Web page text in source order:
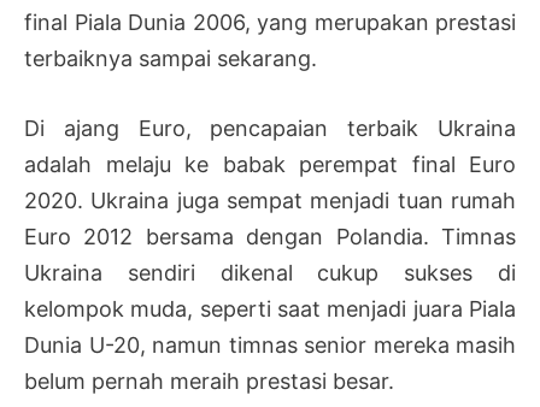
final Piala Dunia 2006, yang merupakan prestasi
terbaiknya sampai sekarang.
Di ajang Euro, pencapaian terbaik Ukraina
adalah melaju ke babak perempat final Euro
2020. Ukraina juga sempat menjadi tuan rumah
Euro 2012 bersama dengan Polandia. Timnas
Ukraina sendiri dikenal cukup sukses di
kelompok muda, seperti saat menjadi juara Piala
Dunia U-20, namun timnas senior mereka masih
belum pernah meraih prestasi besar.